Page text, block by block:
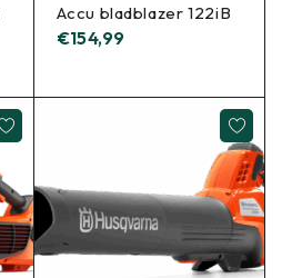
Accu bladblazer 122iB
€154,99